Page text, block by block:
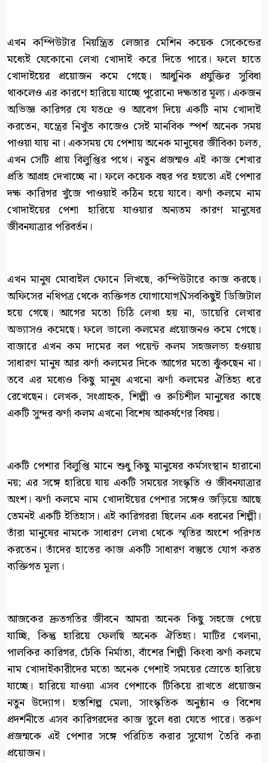
এখন কম্পিউটার নিয়ন্ত্রিত লেজার মেশিন কয়েক সেকেন্ডের
মধ্যেই যেকোনো লেখা খোদাই করে দিতে পারে। ফলে হাতে
খোদাইয়ের প্রয়োজন কমে গেছে। আধুনিক প্রযুক্তির সুবিধা
থাকলেও এর কারণে হারিয়ে যাচ্ছে পুরোনো দক্ষতার মূল্য। একজন
অভিজ্ঞ কারিগর যে যতœ ও আবেগ দিয়ে একটি নাম খোদাই
করতেন, যন্ত্রের নিখুঁত কাজেও সেই মানবিক স্পর্শ অনেক সময়
পাওয়া যায় না। একসময় যে পেশায় অনেক মানুষের জীবিকা চলত,
এখন সেটি প্রায় বিলুপ্তির পথে। নতুন প্রজন্মও এই কাজ শেখার
প্রতি আগ্রহ দেখাচ্ছে না। ফলে কয়েক বছর পর হয়তো এই পেশার
দক্ষ কারিগর খুঁজে পাওয়াই কঠিন হয়ে যাবে। ঝর্ণা কলমে নাম
খোদাইয়ের পেশা হারিয়ে যাওয়ার অন্যতম কারণ মানুষের
জীবনযাত্রার পরিবর্তন।
এখন মানুষ মোবাইল ফোনে লিখছে, কম্পিউটারে কাজ করছে।
অফিসের নথিপত্র থেকে ব্যক্তিগত যোগাযোগÑসবকিছুই ডিজিটাল
হয়ে গেছে। আগের মতো চিঠি লেখা হয় না, ডায়েরি লেখার
অভ্যাসও কমেছে। ফলে ভালো কলমের প্রয়োজনও কমে গেছে।
বাজারে এখন কম দামের বল পয়েন্ট কলম সহজলভ্য হওয়ায়
সাধারণ মানুষ আর ঝর্ণা কলমের দিকে আগের মতো ঝুঁকছেন না।
তবে এর মধ্যেও কিছু মানুষ এখনো ঝর্ণা কলমের ঐতিহ্য ধরে
রেখেছেন। লেখক, সংগ্রাহক, শিল্পী ও রুচিশীল মানুষের কাছে
একটি সুন্দর ঝর্ণা কলম এখনো বিশেষ আকর্ষণের বিষয়।
একটি পেশার বিলুপ্তি মানে শুধু কিছু মানুষের কর্মসংস্থান হারানো
নয়; এর সঙ্গে হারিয়ে যায় একটি সময়ের সংস্কৃতি ও জীবনযাত্রার
অংশ। ঝর্ণা কলমে নাম খোদাইয়ের পেশার সঙ্গেও জড়িয়ে আছে
তেমনই একটি ইতিহাস। এই কারিগররা ছিলেন এক ধরনের শিল্পী।
তাঁরা মানুষের নামকে সাধারণ লেখা থেকে স্মৃতির অংশে পরিণত
করতেন। তাঁদের হাতের কাজ একটি সাধারণ বস্তুতে যোগ করত
ব্যক্তিগত মূল্য।
আজকের দ্রুতগতির জীবনে আমরা অনেক কিছু সহজে পেয়ে
যাচ্ছি, কিন্তু হারিয়ে ফেলছি অনেক ঐতিহ্য। মাটির খেলনা,
পালকির কারিগর, ঢেঁকি নির্মাতা, বাঁশের শিল্পী কিংবা ঝর্ণা কলমে
নাম খোদাইকারীদের মতো অনেক পেশাই সময়ের স্রোতে হারিয়ে
যাচ্ছে। হারিয়ে যাওয়া এসব পেশাকে টিকিয়ে রাখতে প্রয়োজন
নতুন উদ্যোগ। হস্তশিল্প মেলা, সাংস্কৃতিক অনুষ্ঠান ও বিশেষ
প্রদর্শনীতে এসব কারিগরদের কাজ তুলে ধরা যেতে পারে। তরুণ
প্রজন্মকে এই পেশার সঙ্গে পরিচিত করার সুযোগ তৈরি করা
প্রয়োজন।